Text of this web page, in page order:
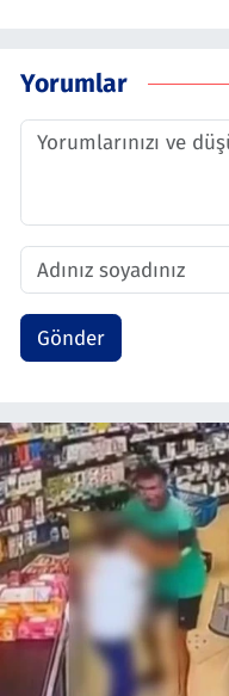
Yorumlar
Gönder